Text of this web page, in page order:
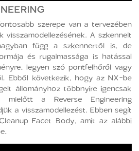
szerepe van a tervezében
visszamodellezésének. A szkennelt
függ a szkennertől is, de
és rugalmassága is hatással
legyen szó pontfelhőről vagy
Ebből következik, hogy az NX-be
állományhoz többnyire igencsak
mielőtt a Reverse Engineering
a visszamodellezést. Ebben segít
Facet Body, amit az alábbi